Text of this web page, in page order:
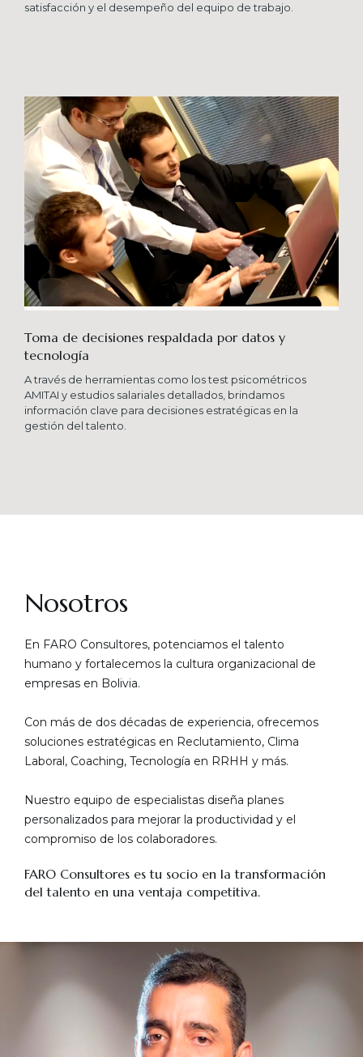
satisfacción y el desempeño del equipo de trabajo.
Toma de decisiones respaldada por datos y
tecnología​
A través de herramientas como los test psicométricos
AMITAI y estudios salariales detallados, brindamos
información clave para decisiones estratégicas en la
gestión del talento.
Nosotros
En FARO Consultores, potenciamos el talento
humano y fortalecemos la cultura organizacional de
empresas en Bolivia.
Con más de dos décadas de experiencia, ofrecemos
soluciones estratégicas en Reclutamiento, Clima
Laboral, Coaching, Tecnología en RRHH y más.
Nuestro equipo de especialistas diseña planes
personalizados para mejorar la productividad y el
compromiso de los colaboradores.
FARO Consultores es tu socio en la transformación
del talento en una ventaja competitiva.